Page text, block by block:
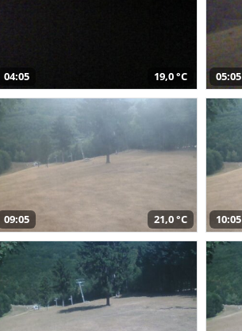
04:05 19,0 °C 05:05
09:05 21,0 °C 10:05